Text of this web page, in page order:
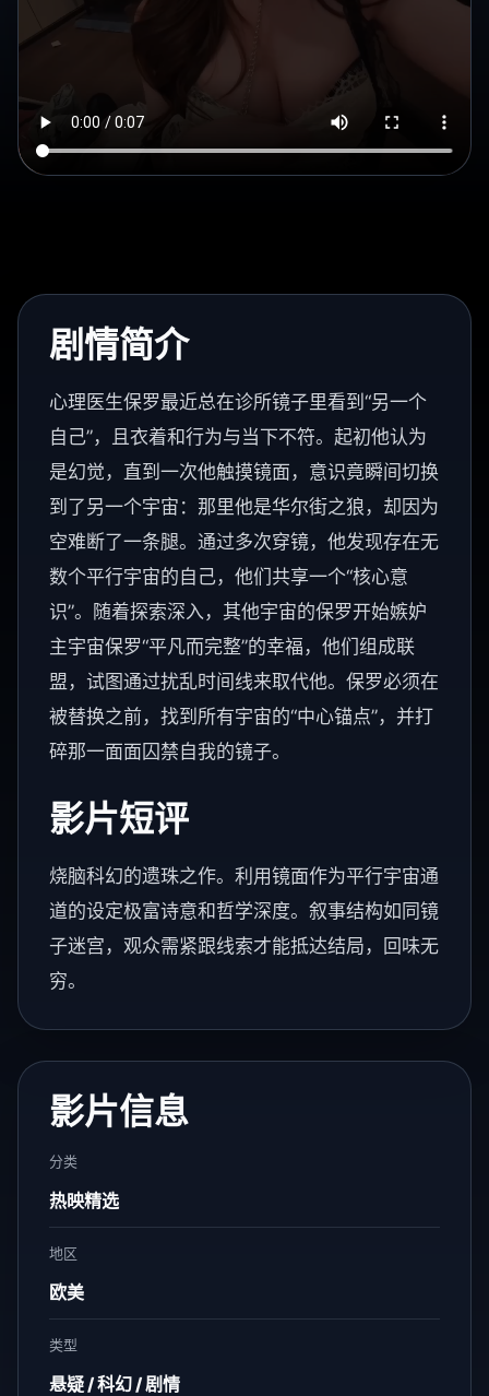
剧情简介
心理医生保罗最近总在诊所镜子里看到“另一个
自己”，且衣着和行为与当下不符。起初他认为
是幻觉，直到一次他触摸镜面，意识竟瞬间切换
到了另一个宇宙：那里他是华尔街之狼，却因为
空难断了一条腿。通过多次穿镜，他发现存在无
数个平行宇宙的自己，他们共享一个“核心意
识”。随着探索深入，其他宇宙的保罗开始嫉妒
主宇宙保罗“平凡而完整”的幸福，他们组成联
盟，试图通过扰乱时间线来取代他。保罗必须在
被替换之前，找到所有宇宙的“中心锚点”，并打
碎那一面面囚禁自我的镜子。
影片短评
烧脑科幻的遗珠之作。利用镜面作为平行宇宙通
道的设定极富诗意和哲学深度。叙事结构如同镜
子迷宫，观众需紧跟线索才能抵达结局，回味无
穷。
影片信息
分类
热映精选
地区
欧美
类型
悬疑 / 科幻 / 剧情